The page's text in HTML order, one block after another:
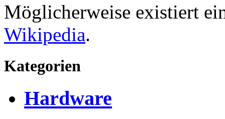
Möglicherweise existiert
Wikipedia.
Kategorien
Hardware